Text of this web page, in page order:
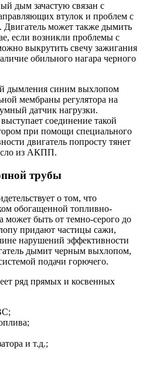
дым зачастую связан с
втулок и проблем с
может также дымить
если возникли проблемы с
выкрутить свечу зажигания
обильного нагара черного
дымления синим выхлопом
мембраны регулятора на
датчик нагрузки.
соединение такой
при помощи специального
двигатель попросту тянет
из АКПП.
трубы
о том, что
обогащенной топливно-
быть от темно-серого до
придают частицы сажи,
нарушений эффективности
дымит черным выхлопом,
подачи горючего.
ряд прямых и косвенных
и т.д.;